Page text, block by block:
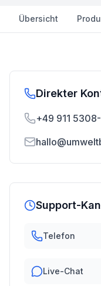
Übersicht
Direkter
+49 911
Support-
Telefon
Live-Chat